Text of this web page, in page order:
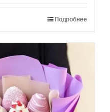
Подробнее